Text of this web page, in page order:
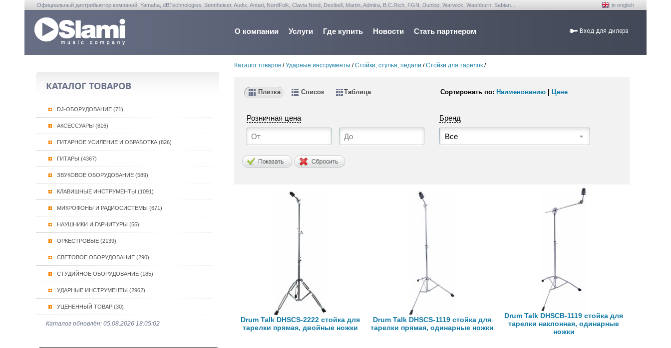
Официальный дистрибьютор компаний: Yamaha, dBTechnologies, Sennheiser, Audix, Antari, NordFolk, Clavia Nord, Dexibell, Martin, Admira, B.C.Rich, FGN, Dunlop, Warwick, Washburn, Sabian... in english
О компании Услуги Где купить Новости Стать партнером Вход для дилера
КАТАЛОГ ТОВАРОВ
DJ-ОБОРУДОВАНИЕ (71)
АКСЕССУАРЫ (816)
ГИТАРНОЕ УСИЛЕНИЕ И ОБРАБОТКА (826)
ГИТАРЫ (4367)
ЗВУКОВОЕ ОБОРУДОВАНИЕ (589)
КЛАВИШНЫЕ ИНСТРУМЕНТЫ (1091)
МИКРОФОНЫ И РАДИОСИСТЕМЫ (671)
НАУШНИКИ И ГАРНИТУРЫ (55)
ОРКЕСТРОВЫЕ (2139)
СВЕТОВОЕ ОБОРУДОВАНИЕ (290)
СТУДИЙНОЕ ОБОРУДОВАНИЕ (185)
УДАРНЫЕ ИНСТРУМЕНТЫ (2962)
УЦЕНЕННЫЙ ТОВАР (30)
Каталог обновлён: 05.08.2026 18:05:02
Каталог товаров /Ударные инструменты /Стойки, стулья, педали /Стойки для тарелок /
Плитка Список Таблица Сортировать по: Наименованию Цене
Розничная цена Бренд
Все
Drum Talk DHSCS-2222 стойка для
тарелки прямая, двойные ножки
Drum Talk DHSCS-1119 стойка для
тарелки прямая, одинарные ножки
Drum Talk DHSCB-1119 стойка для
тарелки наклонная, одинарные
ножки